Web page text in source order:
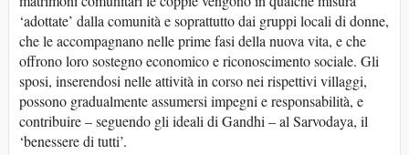
‘adottate’ dalla comunità e soprattutto dai gruppi locali di donne,
che le accompagnano nelle prime fasi della nuova vita, e che
offrono loro sostegno economico e riconoscimento sociale. Gli
sposi, inserendosi nelle attività in corso nei rispettivi villaggi,
possono gradualmente assumersi impegni e responsabilità, e
contribuire – seguendo gli ideali di Gandhi – al Sarvodaya, il
‘benessere di tutti’.